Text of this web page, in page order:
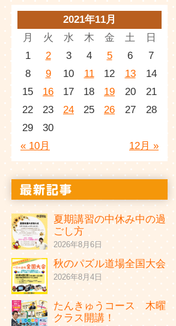
2021年11月
月
火 水 木 金 土 日
« 10月 12月 »
1 2 3 4 5 6
7
8
9 10 11 12 13
14
15
16 17 18 19 20
21
22
23 24 25 26 27
28
29
30
夏期講習の中休み中の過
ごし方
2026年8月6日
秋のパズル道場全国大会
2026年8月4日
たんきゅうコース 木曜
クラス開講！